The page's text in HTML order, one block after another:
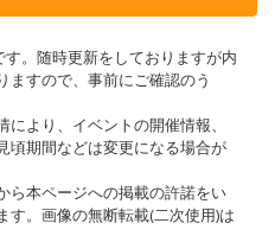
。随時更新をしておりますが内
ますので、事前にご確認のう
より、イベントの開催情報、
頃期間などは変更になる場合が
本ページへの掲載の許諾をい
す。画像の無断転載(二次使用)は